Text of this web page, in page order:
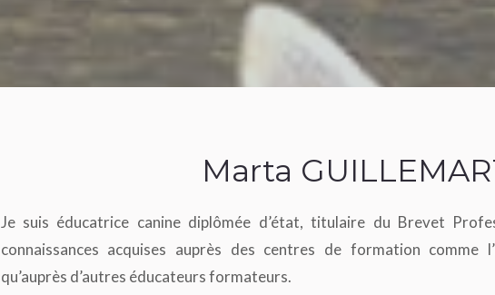
Marta
Je suis éducatrice canine diplômée d’état, titulaire du Brevet
connaissances acquises auprès des centres de formation comme
qu’auprès d’autres éducateurs formateurs.